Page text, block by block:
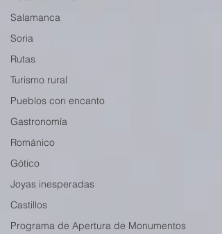
Salamanca
Soria
Rutas
Turismo rural
Pueblos con encanto
Gastronomía
Románico
Gótico
Joyas inesperadas
Castillos
Programa de Apertura de Monumentos